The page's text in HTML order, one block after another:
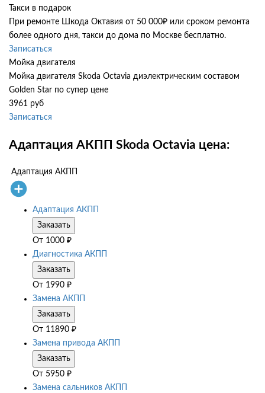
Такси в подарок
При ремонте Шкода Октавия от 50 000₽ или сроком ремонта
более одного дня, такси до дома по Москве бесплатно.
Записаться
Мойка двигателя
Мойка двигателя Skoda Octavia диэлектрическим составом
Golden Star по супер цене
3961 руб
Записаться
Адаптация АКПП Skoda Octavia цена:
Адаптация АКПП
Адаптация АКПП
Заказать
От 1000 ₽
Диагностика АКПП
Заказать
От 1990 ₽
Замена АКПП
Заказать
От 11890 ₽
Замена привода АКПП
Заказать
От 5950 ₽
Замена сальников АКПП